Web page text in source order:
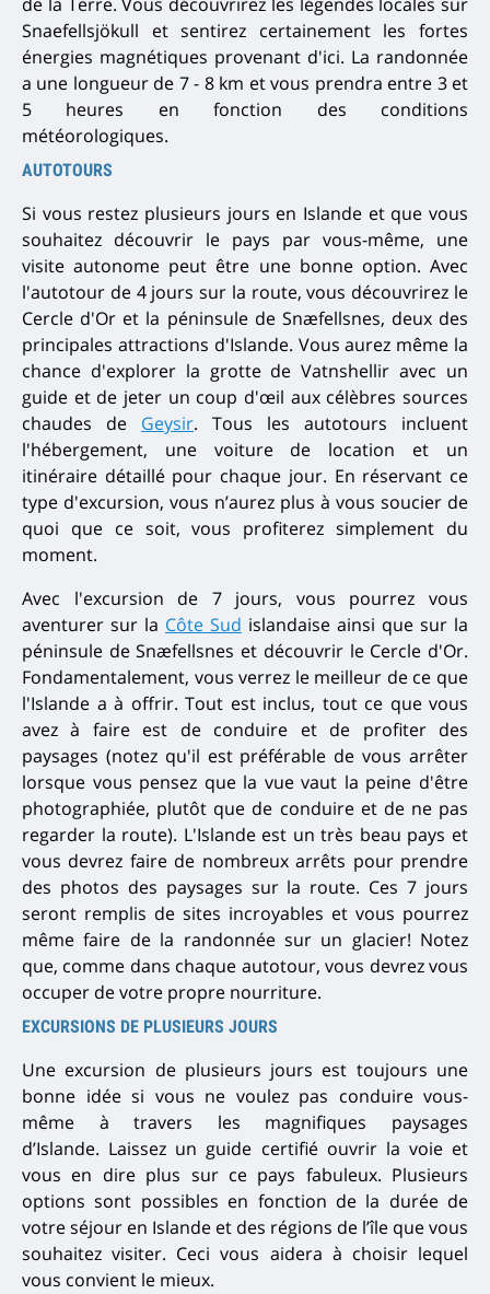
Snaefellsjökull et sentirez certainement les fortes
énergies magnétiques provenant d'ici. La randonnée
a une longueur de 7 - 8 km et vous prendra entre 3 et
5 heures en fonction des conditions
météorologiques.
AUTOTOURS
Si vous restez plusieurs jours en Islande et que vous
souhaitez découvrir le pays par vous-même, une
visite autonome peut être une bonne option. Avec
l'autotour de 4 jours sur la route, vous découvrirez le
Cercle d'Or et la péninsule de Snæfellsnes, deux des
principales attractions d'Islande. Vous aurez même la
chance d'explorer la grotte de Vatnshellir avec un
guide et de jeter un coup d'œil aux célèbres sources
chaudes de
Geysir. Tous les autotours incluent
l'hébergement, une voiture de location et un
itinéraire détaillé pour chaque jour. En réservant ce
type d'excursion, vous n’aurez plus à vous soucier de
quoi que ce soit, vous profiterez simplement du
moment.
Avec l'excursion de 7 jours, vous pourrez vous
aventurer sur la Côte Sud islandaise ainsi que sur la
péninsule de Snæfellsnes et découvrir le Cercle d'Or.
Fondamentalement, vous verrez le meilleur de ce que
l'Islande a à offrir. Tout est inclus, tout ce que vous
avez à faire est de conduire et de profiter des
paysages (notez qu'il est préférable de vous arrêter
lorsque vous pensez que la vue vaut la peine d'être
photographiée, plutôt que de conduire et de ne pas
regarder la route). L'Islande est un très beau pays et
vous devrez faire de nombreux arrêts pour prendre
des photos des paysages sur la route. Ces 7 jours
seront remplis de sites incroyables et vous pourrez
même faire de la randonnée sur un glacier! Notez
que, comme dans chaque autotour, vous devrez vous
occuper de votre propre nourriture.
EXCURSIONS DE PLUSIEURS JOURS
Une excursion de plusieurs jours est toujours une
bonne idée si vous ne voulez pas conduire vous-
même à travers les magnifiques paysages
d’Islande. Laissez un guide certifié ouvrir la voie et
vous en dire plus sur ce pays fabuleux. Plusieurs
options sont possibles en fonction de la durée de
votre séjour en Islande et des régions de l’île que vous
souhaitez visiter. Ceci vous aidera à choisir lequel
vous convient le mieux.